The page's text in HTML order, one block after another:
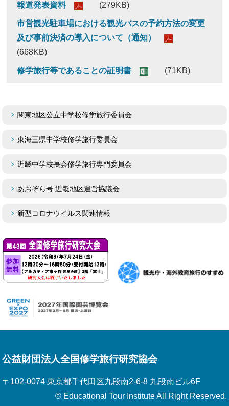
報道発表資料 (279KB)
市営観光駐車場における観光バスの予約方法の変更
及び事前決済の導入について（通知）
(668KB)
修学旅行等であることの証明書 (71KB)
関東地区公立中学校修学旅行委員会
東海三県中学校修学旅行委員会
近畿中学校長会修学旅行専門委員会
あおぞら号 近畿地区運営協議会
新型コロナウイルス関連情報
公益財団法人全国修学旅行研究協会
〒102-0074 東京都千代田区九段南2-6-8 九段南ビル6F
© Educational Tour Institute All Right Reserved.